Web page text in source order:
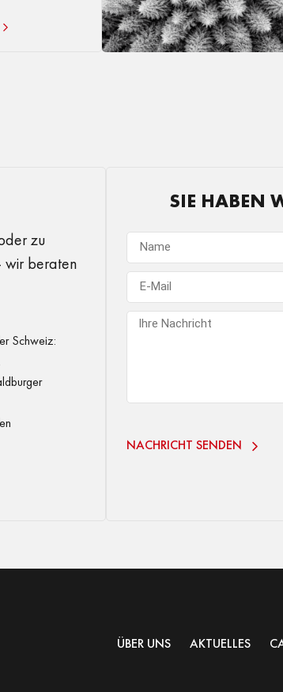
zu
wir beraten
Schweiz:
SIE HABEN
NACHRICHT SENDEN
ÜBER UNS AKTUELLES